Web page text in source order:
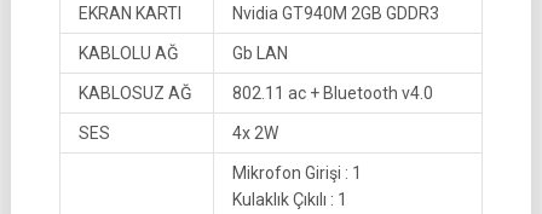
EKRAN KARTI Nvidia GT940M 2GB GDDR3
KABLOLU AĞ Gb LAN
KABLOSUZ AĞ 802.11 ac + Bluetooth v4.0
SES 4x 2W
Mikrofon Girişi : 1
Kulaklık Çıkılı : 1